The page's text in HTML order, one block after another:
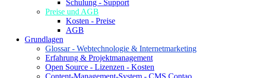
Schulung - Support
Preise und AGB
Kosten - Preise
AGB
Grundlagen
Glossar - Webtechnologie & Internetmarketing
Erfahrung & Projektmanagement
Open Source - Lizenzen - Kosten
Content-Management-System - CMS Contao